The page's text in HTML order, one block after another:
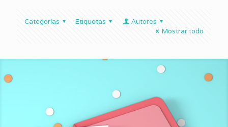
Categorías Etiquetas
Autores
Mostrar todo